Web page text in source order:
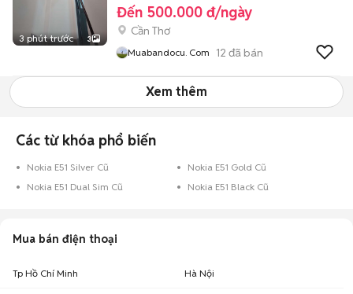
3 phút trước 3
Đến 500.000 đ/ngày
Cần Thơ
Muabandocu. Com 12 đã bán
Xem thêm
Các từ khóa phổ biến
Nokia E51 Silver Cũ
Nokia E51 Gold Cũ
Nokia E51 Dual Sim Cũ
Nokia E51 Black Cũ
Mua bán điện thoại
Tp Hồ Chí Minh Hà Nội